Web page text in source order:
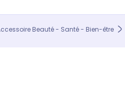
Beauté - Santé - Bien-être